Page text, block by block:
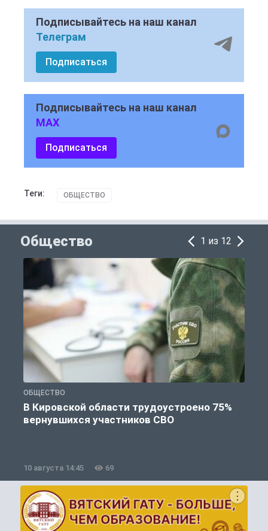
Подписывайтесь на наш канал
Телеграм
Подписаться
Подписывайтесь на наш канал
MAX
Подписаться
Теги: ОБЩЕСТВО
Общество 1 из 12
ОБЩЕСТВО
В Кировской области трудоустроено 75%
вернувшихся участников СВО
10 августа 14:45 69